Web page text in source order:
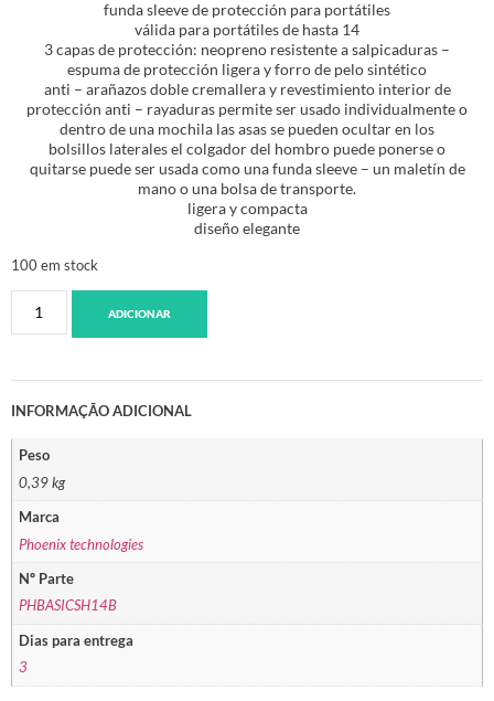
funda sleeve de protección para portátiles
válida para portátiles de hasta 14
3 capas de protección: neopreno resistente a salpicaduras –
espuma de protección ligera y forro de pelo sintético
anti – arañazos doble cremallera y revestimiento interior de
protección anti – rayaduras permite ser usado individualmente o
dentro de una mochila las asas se pueden ocultar en los
bolsillos laterales el colgador del hombro puede ponerse o
quitarse puede ser usada como una funda sleeve – un maletín de
mano o una bolsa de transporte.
ligera y compacta
diseño elegante
100 em stock
ADICIONAR
INFORMAÇÃO ADICIONAL
Peso
0,39 kg
Marca
Phoenix technologies
Nº Parte
PHBASICSH14B
Dias para entrega
3